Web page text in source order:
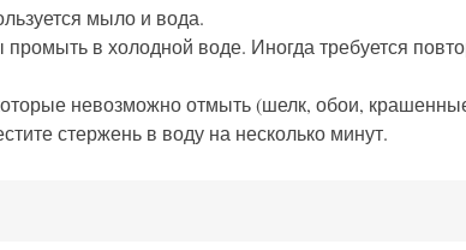
мыло и вода.
в холодной воде. Иногда требуется
невозможно отмыть (шелк, обои,
стержень в воду на несколько минут.